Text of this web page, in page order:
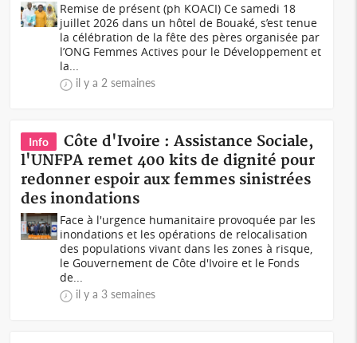
Remise de présent (ph KOACI) Ce samedi 18
juillet 2026 dans un hôtel de Bouaké, s’est tenue
la célébration de la fête des pères organisée par
l’ONG Femmes Actives pour le Développement et
la...
il y a 2 semaines
Info
Côte d'Ivoire : Assistance Sociale,
l'UNFPA remet 400 kits de dignité pour
redonner espoir aux femmes sinistrées
des inondations
Face à l'urgence humanitaire provoquée par les
inondations et les opérations de relocalisation
des populations vivant dans les zones à risque,
le Gouvernement de Côte d'Ivoire et le Fonds
de...
il y a 3 semaines